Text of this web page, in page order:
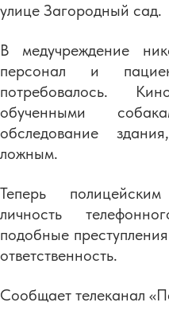
улице Загородный сад.
В медучреждение
персонал и
потребовалось.
обученными
обследование
ложным.
Теперь
личность
подобные
ответственность.
Сообщает телеканал